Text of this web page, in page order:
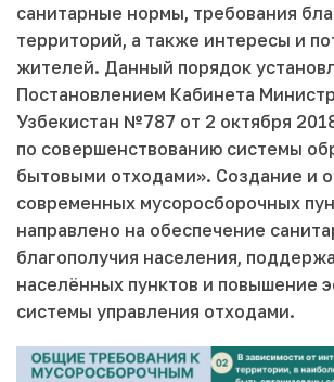
санитарные нормы, требования
территорий, а также интересы и
жителей. Данный порядок
Постановлением Кабинета
Узбекистан №787 от 2 октября
по совершенствованию системы
бытовыми отходами». Создание и
современных мусоросборочных
направлено на обеспечение
благополучия населения,
населённых пунктов и повышение
системы управления отходами.